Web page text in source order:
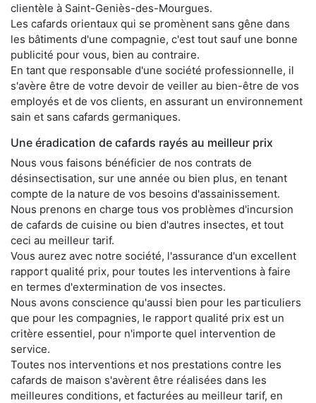
clientèle à Saint-Geniès-des-Mourgues.
Les cafards orientaux qui se promènent sans gêne dans
les bâtiments d'une compagnie, c'est tout sauf une bonne
publicité pour vous, bien au contraire.
En tant que responsable d'une société professionnelle, il
s'avère être de votre devoir de veiller au bien-être de vos
employés et de vos clients, en assurant un environnement
sain et sans cafards germaniques.
Une éradication de cafards rayés au meilleur prix
Nous vous faisons bénéficier de nos contrats de
désinsectisation, sur une année ou bien plus, en tenant
compte de la nature de vos besoins d'assainissement.
Nous prenons en charge tous vos problèmes d'incursion
de cafards de cuisine ou bien d'autres insectes, et tout
ceci au meilleur tarif.
Vous aurez avec notre société, l'assurance d'un excellent
rapport qualité prix, pour toutes les interventions à faire
en termes d'extermination de vos insectes.
Nous avons conscience qu'aussi bien pour les particuliers
que pour les compagnies, le rapport qualité prix est un
critère essentiel, pour n'importe quel intervention de
service.
Toutes nos interventions et nos prestations contre les
cafards de maison s'avèrent être réalisées dans les
meilleures conditions, et facturées au meilleur tarif, en